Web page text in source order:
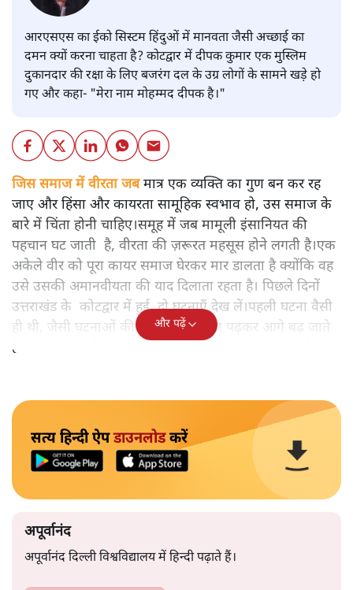
आरएसएस का ईको सिस्टम हिंदुओं में मानवता जैसी अच्छाई का
दमन क्यों करना चाहता है? कोटद्वार में दीपक कुमार एक मुस्लिम
दुकानदार की रक्षा के लिए बजरंग दल के उग्र लोगों के सामने खड़े हो
गए और कहा- "मेरा नाम मोहम्मद दीपक है।"
जिस समाज में वीरता जबमात्र एक व्यक्ति का गुण बन कर रह
जाए और हिंसा और कायरता सामूहिक स्वभाव हो, उस समाज के
बारे में चिंता होनी चाहिए।समूह में जब मामूली इंसानियत की
पहचान घट जाती है, वीरता की ज़रूरत महसूस होने लगती है।एक
अकेले वीर को पूरा कायर समाज घेरकर मार डालता है क्योंकि वह
उसे उसकी अमानवीयता की याद दिलाता रहता है। पिछले दिनों
उत्तराखंड के कोटद्वार में हुई दो घटनाएँ देख लें।पहली घटना वैसी
ही थी, जैसी घटनाओं की खबर हम रोज़ाना पढ़कर आगे बढ़ जाते
हैं।भारत के तक़रीबन हर हिस्से से ऐसी खबर आती ही रहती है।
और पढ़ें
सत्य हिन्दी ऐपडाउनलोडकरें
अपूर्वानंद
अपूर्वानंद दिल्ली विश्वविद्यालय में हिन्दी पढ़ाते हैं।